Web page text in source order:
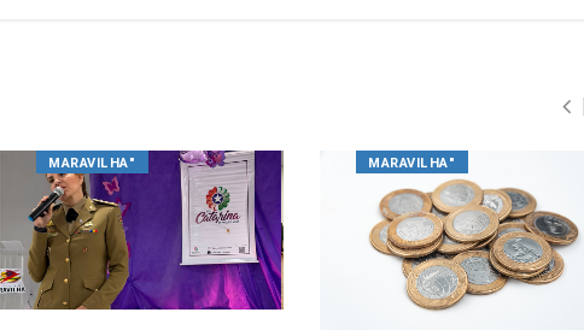
MARAVILHA" MARAVILHA"